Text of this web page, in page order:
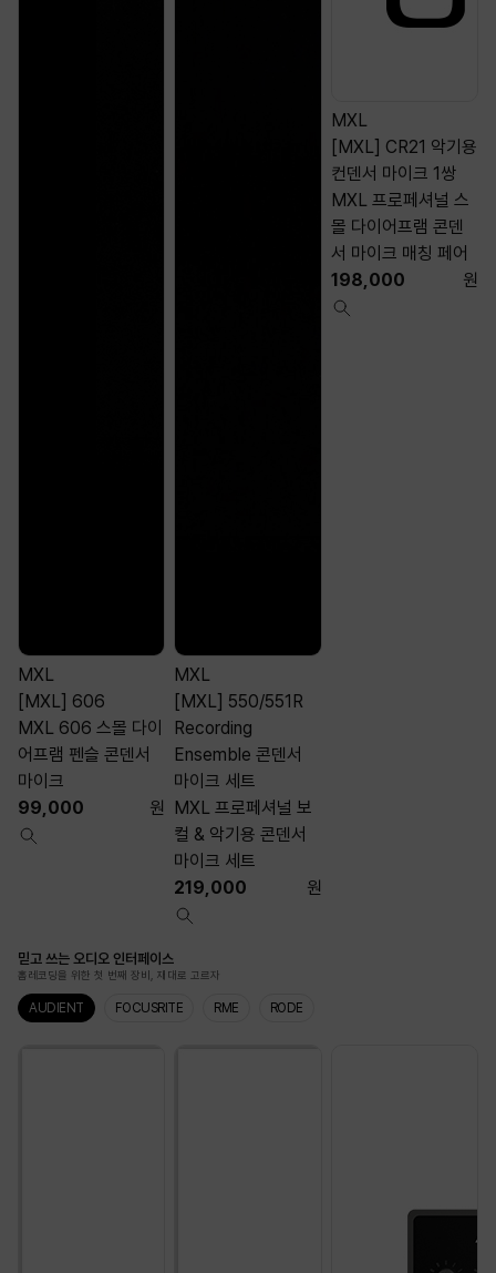
MXL
[MXL] 606
MXL 606 스몰 다이
어프램 펜슬 콘덴서
마이크
99,000
원
MXL
[MXL] 550/551R
Recording
Ensemble 콘덴서
마이크 세트
MXL 프로페셔널 보
컬 & 악기용 콘덴서
마이크 세트
219,000
원
MXL
[MXL] CR21 악기용
컨덴서 마이크 1쌍
MXL 프로페셔널 스
몰 다이어프램 콘덴
서 마이크 매칭 페어
198,000
원
믿고 쓰는 오디오 인터페이스
홈레코딩을 위한 첫 번째 장비, 재대로 고르자
AUDIENT FOCUSRITE RME RODE